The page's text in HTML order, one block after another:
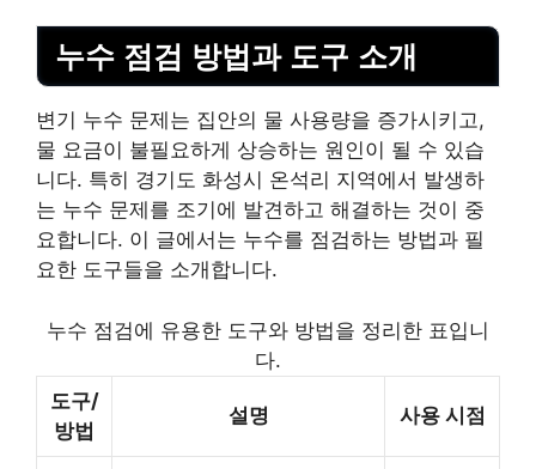
누수 점검 방법과 도구 소개
변기 누수 문제는 집안의 물 사용량을 증가시키고,
물 요금이 불필요하게 상승하는 원인이 될 수 있습
니다. 특히 경기도 화성시 온석리 지역에서 발생하
는 누수 문제를 조기에 발견하고 해결하는 것이 중
요합니다. 이 글에서는 누수를 점검하는 방법과 필
요한 도구들을 소개합니다.
누수 점검에 유용한 도구와 방법을 정리한 표입니
다.
도구/
방법
설명 사용 시점